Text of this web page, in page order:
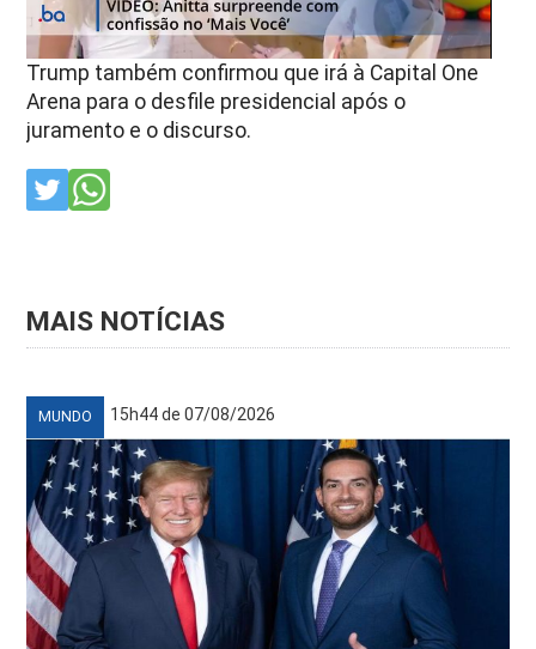
Trump também confirmou que irá à Capital One
Arena para o desfile presidencial após o
juramento e o discurso.
MAIS NOTÍCIAS
MUNDO 15h44 de 07/08/2026